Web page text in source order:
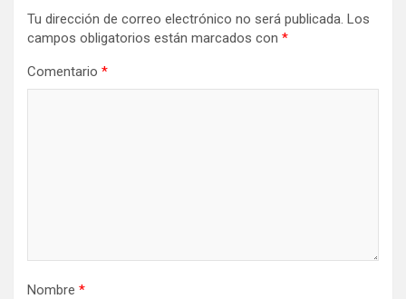
Tu dirección de correo electrónico no será publicada. Los
campos obligatorios están marcados con *
Comentario *
Nombre *